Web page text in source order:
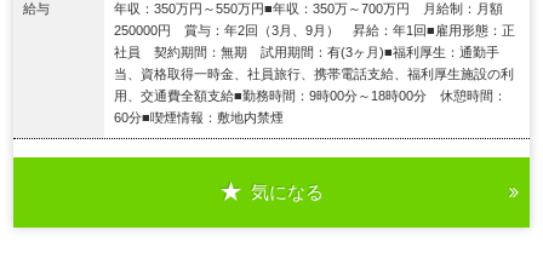
給与
年収：350万円～550万円■年収：350万～700万円 月給制：月額
250000円 賞与：年2回（3月、9月） 昇給：年1回■雇用形態：正
社員 契約期間：無期 試用期間：有(3ヶ月)■福利厚生：通勤手
当、資格取得一時金、社員旅行、携帯電話支給、福利厚生施設の利
用、交通費全額支給■勤務時間：9時00分～18時00分 休憩時間：
60分■喫煙情報：敷地内禁煙
気になる